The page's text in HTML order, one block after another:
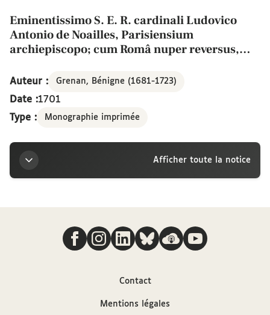
Eminentissimo S. E. R. cardinali Ludovico
Antonio de Noailles, Parisiensium
archiepiscopo; cum Româ nuper reversus,
regis publice habitae adesset. In collegio
Sorbonae-Plessaeo. Ode
Auteur : Grenan, Bénigne (1681-1723)
Date :1701
Type :
Monographie imprimée
Afficher toute la notice
Titre
Eminentissimo S. E. R. cardinali Ludovico Antonio de
Noailles, Parisiensium archiepiscopo; cum Româ
collegio Sorbonae-Plessaeo. Ode
Nous suivre
Contact
Mentions légales